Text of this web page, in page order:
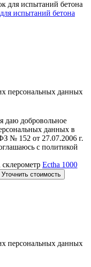
испытаний бетона
персональных данных
даю добровольное
данных в
№ 152 от 27.07.2006 г.
с политикой
Ectha 1000
Уточнить стоимость
персональных данных